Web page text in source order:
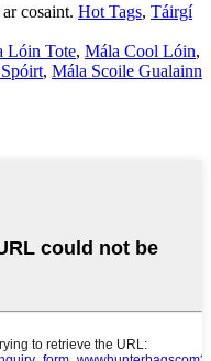
cosaint. Hot Tags, Táirgí
Lóin Tote, Mála Cool Lóin,
, Mála Scoile Gualainn